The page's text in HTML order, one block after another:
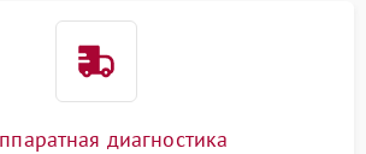
диагностика